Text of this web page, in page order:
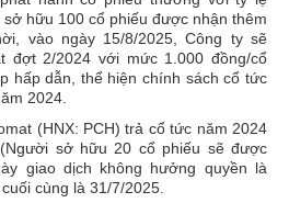
hữu 100 cổ phiếu được nhận thêm
vào ngày 15/8/2025, Công ty sẽ
đợt 2/2024 với mức 1.000 đồng/cổ
hấp dẫn, thể hiện chính sách cổ tức
2024.
(HNX: PCH) trả cổ tức năm 2024
sở hữu 20 cổ phiếu sẽ được
giao dịch không hưởng quyền là
cùng là 31/7/2025.